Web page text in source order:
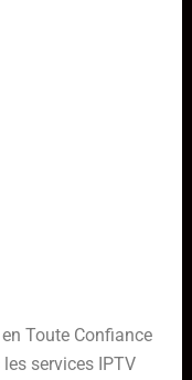
Toute Confiance
services IPTV